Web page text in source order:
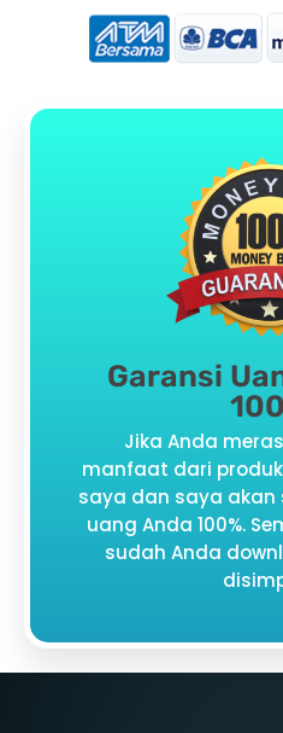
Garansi
Jika Anda
manfaat dari produk
saya dan saya akan
uang Anda 100%.
sudah Anda